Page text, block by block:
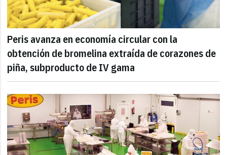
Peris avanza en economía circular con la
obtención de bromelina extraída de corazones de
piña, subproducto de IV gama